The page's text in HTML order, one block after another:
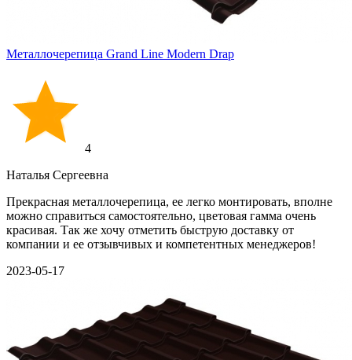
Металлочерепица Grand Line Modern Drap
4
Наталья Сергеевна
Прекрасная металлочерепица, ее легко монтировать, вполне
можно справиться самостоятельно, цветовая гамма очень
красивая. Так же хочу отметить быструю доставку от
компании и ее отзывчивых и компетентных менеджеров!
2023-05-17